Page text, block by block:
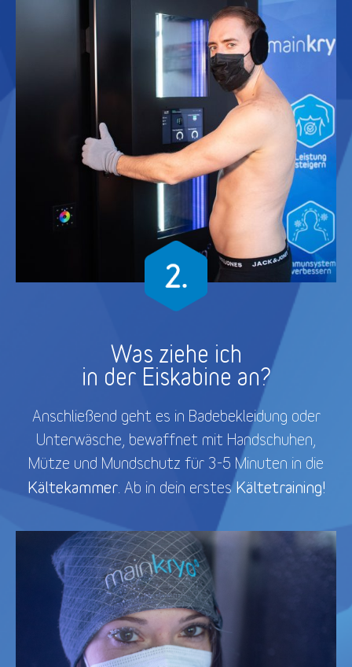
Was ziehe ich
in der Eiskabine an?
Anschließend geht es in Badebekleidung oder
Unterwäsche, bewaffnet mit Handschuhen,
Mütze und Mundschutz für 3-5 Minuten in die
Kältekammer. Ab in dein erstesKältetraining!